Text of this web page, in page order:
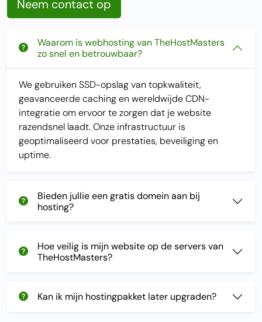
Neem contact op
Waarom is webhosting van TheHostMasters
zo snel en betrouwbaar?
We gebruiken SSD-opslag van topkwaliteit,
geavanceerde caching en wereldwijde CDN-
integratie om ervoor te zorgen dat je website
razendsnel laadt. Onze infrastructuur is
geoptimaliseerd voor prestaties, beveiliging en
uptime.
Bieden jullie een gratis domein aan bij
hosting?
Hoe veilig is mijn website op de servers van
TheHostMasters?
Kan ik mijn hostingpakket later upgraden?